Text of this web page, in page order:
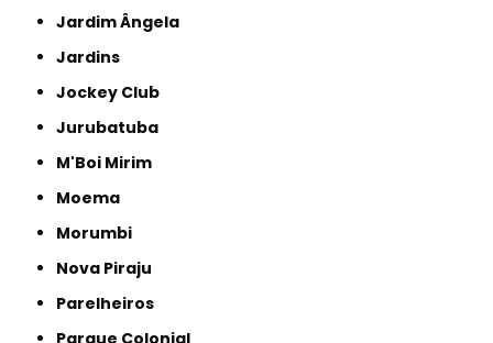
Jardim Ângela
Jardins
Jockey Club
Jurubatuba
M'Boi Mirim
Moema
Morumbi
Nova Piraju
Parelheiros